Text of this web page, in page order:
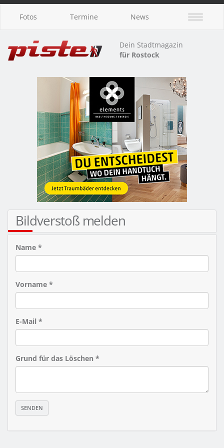
Fotos Termine News
Dein Stadtmagazin
für Rostock
Bildverstoß melden
Name *
Vorname *
E-Mail *
Grund für das Löschen *